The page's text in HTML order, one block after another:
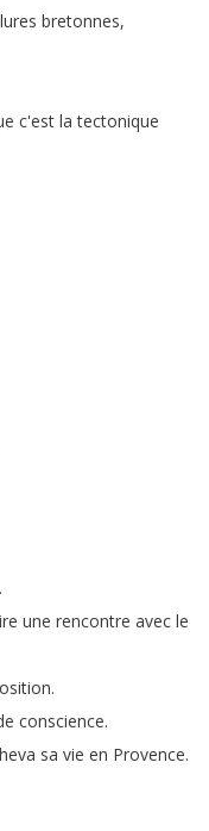
bretonnes,
c'est la tectonique
.
une rencontre avec le
.
conscience.
sa vie en Provence.